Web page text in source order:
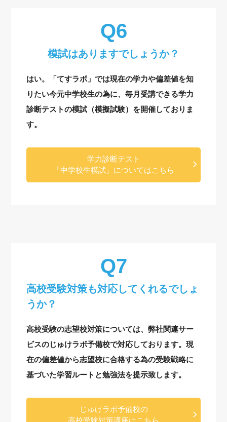
模試はありますでしょうか？
はい。「てすラボ」では現在の学力や偏差値を知
りたい今元中学校生の為に、毎月受講できる学力
診断テストの模試（模擬試験）を開催しておりま
す。
学力診断テスト
「中学校生模試」についてはこちら
高校受験対策も対応してくれるでしょ
うか？
高校受験の志望校対策については、弊社関連サー
ビスのじゅけラボ予備校で対応しております。現
在の偏差値から志望校に合格する為の受験戦略に
基づいた学習ルートと勉強法を提示致します。
じゅけラボ予備校の